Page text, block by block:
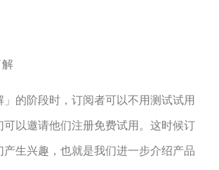
的阶段时，订阅者可以不用测试试用
可以邀请他们注册免费试用。这时候订
产生兴趣，也就是我们进一步介绍产品